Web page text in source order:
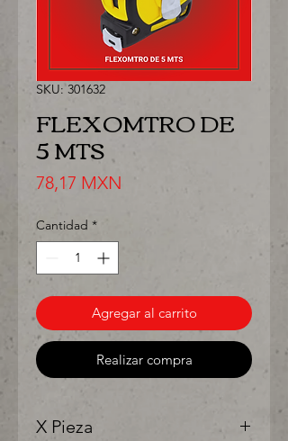
SKU: 301632
FLEXOMTRO DE
5 MTS
78,17 MXN
Cantidad *
Agregar al carrito
Realizar compra
X Pieza